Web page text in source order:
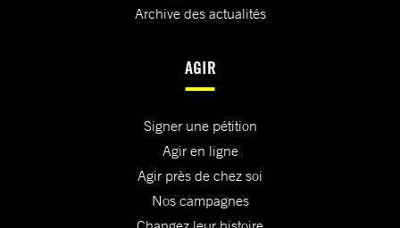
Archive des actualités
AGIR
Signer une pétition
Agir en ligne
Agir près de chez soi
Nos campagnes